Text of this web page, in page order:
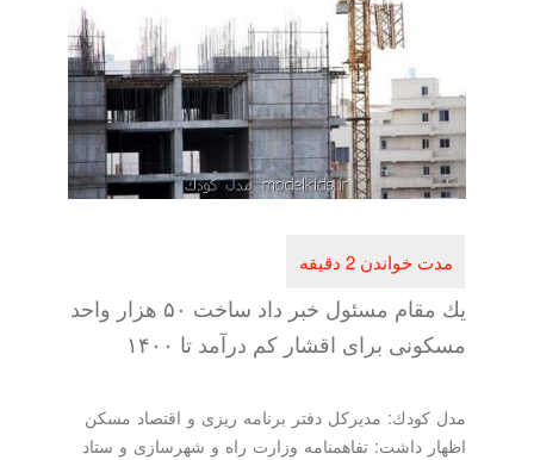
یك مقام مسئول خبر داد ساخت ۵۰ هزار واحد
مسكونی برای اقشار كم درآمد تا ۱۴۰۰
مدل كودك: مدیركل دفتر برنامه ریزی و اقتصاد مسكن
اظهار داشت: تفاهمنامه وزارت راه و شهرسازی و ستاد